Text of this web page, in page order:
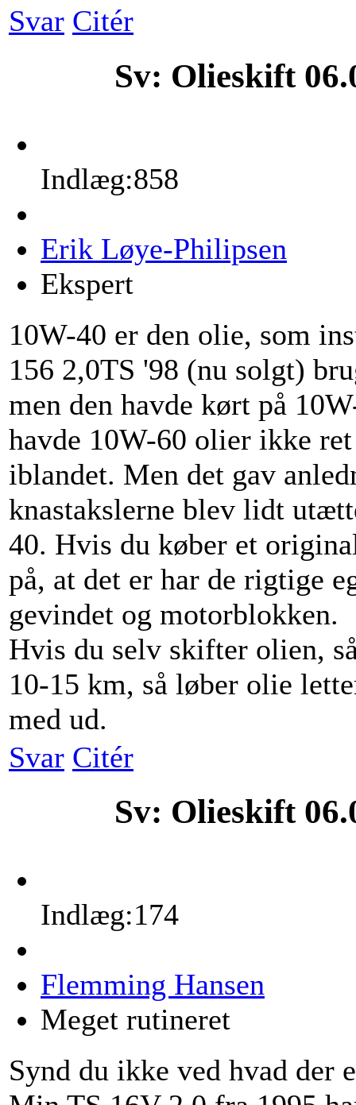
Svar Citér
Sv: Olieskift
Indlæg:858
Erik Løye-Philipsen
Ekspert
10W-40 er den olie, som
156 2,0TS '98 (nu solgt)
men den havde kørt på
havde 10W-60 olier ikke
iblandet. Men det gav
knastakslerne blev lidt
40. Hvis du køber et
på, at det er har de rigtige
gevindet og motorblokken.
Hvis du selv skifter olien,
10-15 km, så løber olie
med ud.
Svar Citér
Sv: Olieskift
Indlæg:174
Flemming Hansen
Meget rutineret
Synd du ikke ved hvad der